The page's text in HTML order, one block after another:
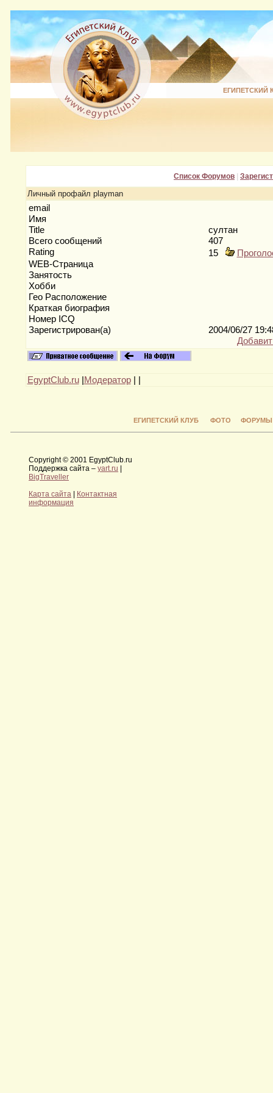
ЕГИПЕТСКИЙ
Список Форумов
Личный профайл playman
email
Имя
Title
султан
Всего сообщений
407
Rating
15
WEB-Страница
Занятость
Хобби
Гео Расположение
Краткая биография
Номер ICQ
Зарегистрирован(а)
2004/06/27
EgyptClub.ru| Модератор|
ЕГИПЕТСКИЙ КЛУБ ФОТО ФОРУМЫ
Copyright © 2001 EgyptClub.ru
Поддержка сайта – yart.ru |
BigTraveller
Карта сайта | Контактная
информация